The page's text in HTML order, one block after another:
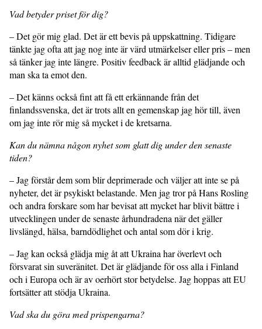
Vad betyder priset för dig?
– Det gör mig glad. Det är ett bevis på uppskattning. Tidigare
tänkte jag ofta att jag nog inte är värd utmärkelser eller pris – men
så tänker jag inte längre. Positiv feedback är alltid glädjande och
man ska ta emot den.
– Det känns också fint att få ett erkännande från det
finlandssvenska, det är trots allt en gemenskap jag hör till, även
om jag inte rör mig så mycket i de kretsarna.
Kan du nämna någon nyhet som glatt dig under den senaste
tiden?
– Jag förstår dem som blir deprimerade och väljer att inte se på
nyheter, det är psykiskt belastande. Men jag tror på Hans Rosling
och andra forskare som har bevisat att mycket har blivit bättre i
utvecklingen under de senaste århundradena när det gäller
livslängd, hälsa, barndödlighet och antal som dör i krig.
– Jag kan också glädja mig åt att Ukraina har överlevt och
försvarat sin suveränitet. Det är glädjande för oss alla i Finland
och i Europa och är av oerhört stor betydelse. Jag hoppas att EU
fortsätter att stödja Ukraina.
Vad ska du göra med prispengarna?